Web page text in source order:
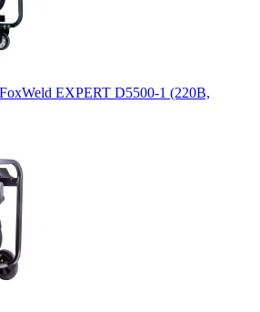
EXPERT D5500-1 (220В,